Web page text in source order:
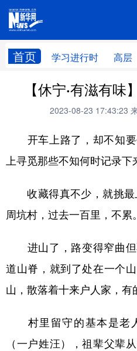
首页 学习进行时 高层
网站
学习进行时 高层
财经
台湾 思客智库
科技 科创
文化 书画
访谈 视频
学术中国 乡村振兴
【休宁·有滋有
2023-08-23 17:43:23
开车上路了，却不知要
上寻觅那些不知何时记录下
收藏得真不少，就挑最
周坑村，过去一百里，不累。
进山了，路变得窄曲但
道山脊，就到了处在一个
山，散落着十来户人家，有
村里留守的基本是老
（一户姓汪），祖辈父辈